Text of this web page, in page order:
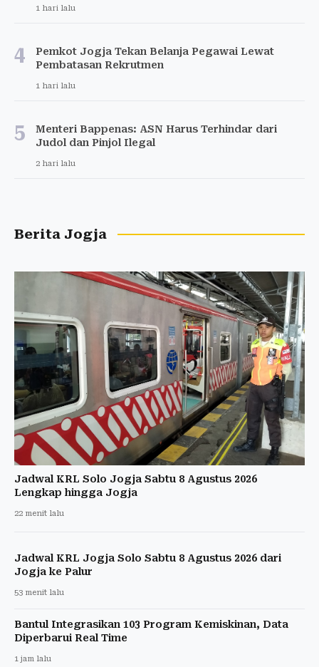
1 hari lalu
4
Pemkot Jogja Tekan Belanja Pegawai Lewat
Pembatasan Rekrutmen
1 hari lalu
5
Menteri Bappenas: ASN Harus Terhindar dari
Judol dan Pinjol Ilegal
2 hari lalu
Berita Jogja
Jadwal KRL Solo Jogja Sabtu 8 Agustus 2026
Lengkap hingga Jogja
22 menit lalu
Jadwal KRL Jogja Solo Sabtu 8 Agustus 2026 dari
Jogja ke Palur
53 menit lalu
Bantul Integrasikan 103 Program Kemiskinan, Data
Diperbarui Real Time
1 jam lalu